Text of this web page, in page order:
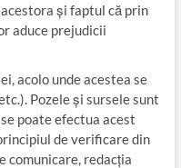
și faptul că prin
aduce prejudicii
acolo unde acestea se
Pozele și sursele sunt
poate efectua acest
de verificare din
comunicare, redacția